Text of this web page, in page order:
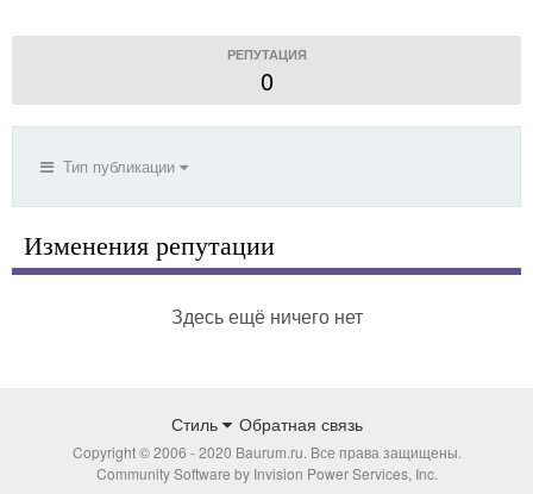
РЕПУТАЦИЯ
0
Тип публикации
Изменения репутации
Здесь ещё ничего нет
Стиль Обратная связь
Copyright © 2006 - 2020 Baurum.ru. Все права защищены.
Community Software by Invision Power Services, Inc.